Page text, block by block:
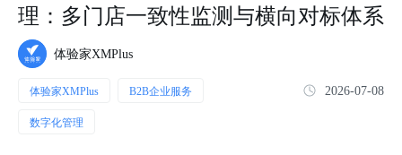
理：多门店一致性监测与横向对标体系
体验家XMPlus
体验家XMPlus B2B企业服务
数字化管理
2026-07-08